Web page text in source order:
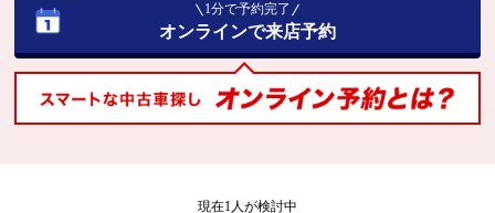
1分で予約完了
オンラインで来店予約
現在1 人が検討中